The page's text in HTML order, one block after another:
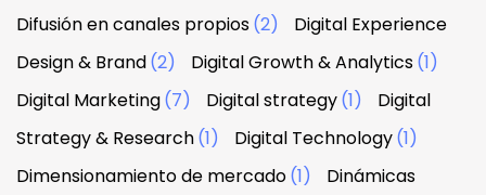
Difusión en canales propios(2)
Digital Experience
Design & Brand(2) Digital Growth & Analytics(1)
Digital Marketing(7) Digital strategy(1)
Digital
Strategy & Research(1) Digital Technology(1)
Dimensionamiento de mercado(1)
Dinámicas